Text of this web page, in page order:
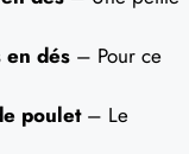
en dés – Pour ce
poulet– Le